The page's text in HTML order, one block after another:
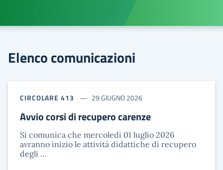
Elenco comunicazioni
CIRCOLARE 413 29 GIUGNO 2026
Avvio corsi di recupero carenze
Si comunica che mercoledì 01 luglio 2026
avranno inizio le attività didattiche di recupero
degli …